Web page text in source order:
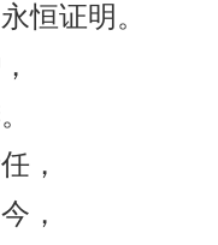
恒证明。
，
，